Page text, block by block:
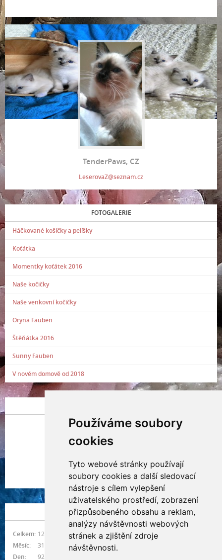
Používáme soubory
cookies
Tyto webové stránky používají
soubory cookies a další sledovací
nástroje s cílem vylepšení
uživatelského prostředí, zobrazení
přizpůsobeného obsahu a reklam,
analýzy návštěvnosti webových
stránek a zjištění zdroje
návštěvnosti.
TenderPaws, CZ
LeserovaZ@seznam.cz
FOTOGALERIE
Háčkované košíčky a pelíšky
Koťátka
Momentky koťátek 2016
Naše kočičky
Naše venkovní kočičky
Oryna Fauben
Štěňátka 2016
Sunny Fauben
V novém domově od 2018
Indianna Ryve
Nostra, CZ
NÁVŠTĚVNOST
Celkem: 1216070
Měsíc:
31419
Den:
929